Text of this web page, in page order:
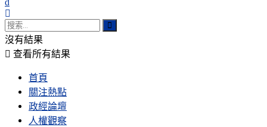
沒有結果
查看所有結果
首頁
關注熱點
政經論壇
人權觀察